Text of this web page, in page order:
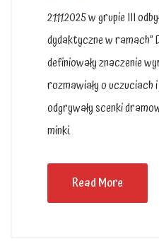
21.11.2025 w grupie III
dydaktyczne w ramach”
definiowały znaczenie
rozmawiały o uczuciach
odgrywały scenki
minki.
Read More